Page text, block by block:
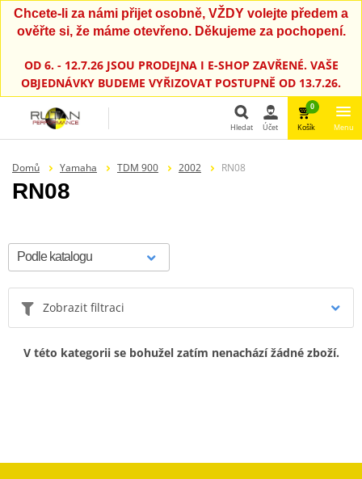
Chcete-li za námi přijet osobně, VŽDY volejte předem a
ověřte si, že máme otevřeno. Děkujeme za pochopení.
OD 6. - 12.7.26 JSOU PRODEJNA I E-SHOP ZAVŘENÉ. VAŠE
OBJEDNÁVKY BUDEME VYŘIZOVAT POSTUPNĚ OD 13.7.26.
Hledat Účet
0
Košík Menu
Domů Yamaha TDM 900 2002 RN08
RN08
Zobrazit filtraci
V této kategorii se bohužel zatím nenachází žádné zboží.